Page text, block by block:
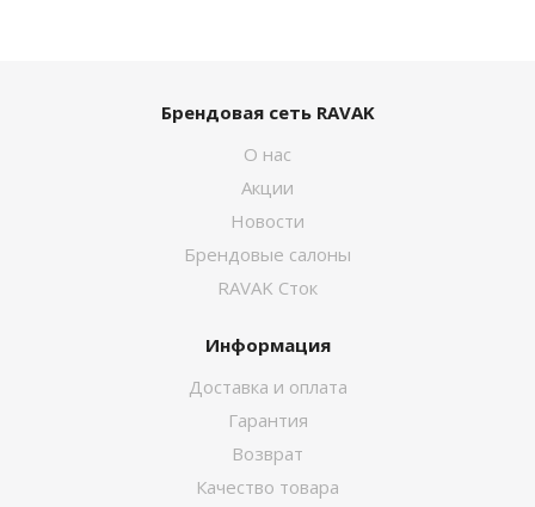
Брендовая сеть RAVAK
О нас
Акции
Новости
Брендовые салоны
RAVAK Сток
Информация
Доставка и оплата
Гарантия
Возврат
Качество товара